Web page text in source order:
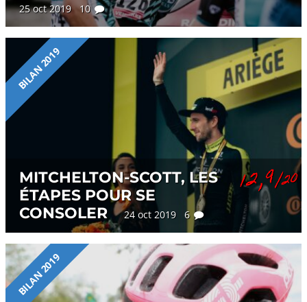
25 oct 2019 10
BILAN 2019
MITCHELTON-SCOTT, LES
ÉTAPES POUR SE
CONSOLER
24 oct 2019 6
12,9/20
BILAN 2019